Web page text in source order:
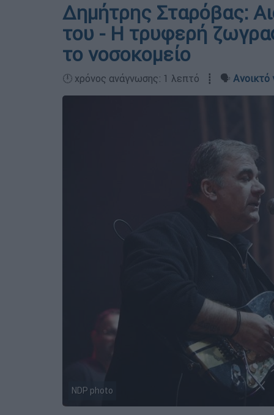
Δημήτρης Σταρόβας:
του - Η τρυφερή
το νοσοκομείο
🕛 χρόνος ανάγνωσης: 1 λεπτό ┋ 🗣️ Ανοικτό
NDP photo